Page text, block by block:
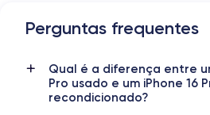
Perguntas frequentes
Qual é a diferença entre
Pro usado e um iPhone 16
recondicionado?